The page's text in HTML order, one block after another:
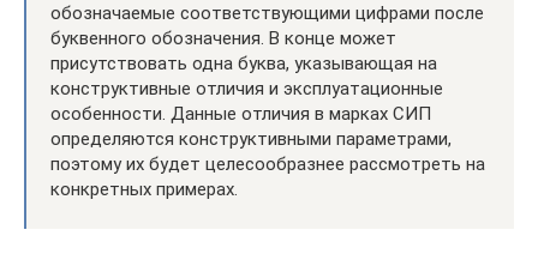
обозначаемые соответствующими цифрами после
буквенного обозначения. В конце может
присутствовать одна буква, указывающая на
конструктивные отличия и эксплуатационные
особенности. Данные отличия в марках СИП
определяются конструктивными параметрами,
поэтому их будет целесообразнее рассмотреть на
конкретных примерах.